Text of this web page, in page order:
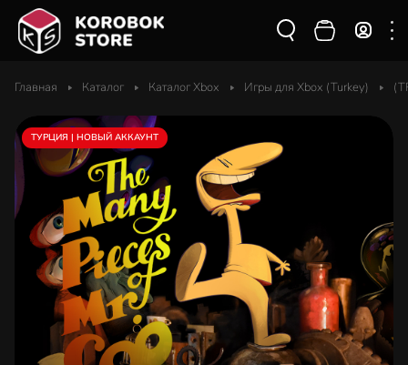
Главная Каталог Каталог Xbox Игры для Xbox (Turkey)
ТУРЦИЯ | НОВЫЙ АККАУНТ